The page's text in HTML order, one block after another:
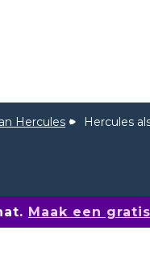
Hercules Hercules
Maak een